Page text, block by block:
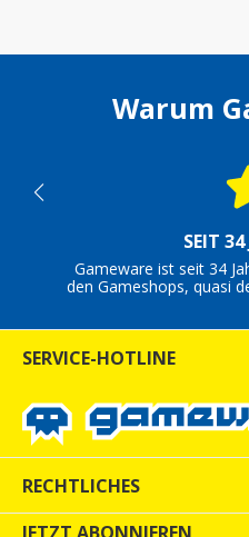
Warum
SEIT 34
Gameware ist seit 34
den Gameshops, quasi
SERVICE-HOTLINE
RECHTLICHES